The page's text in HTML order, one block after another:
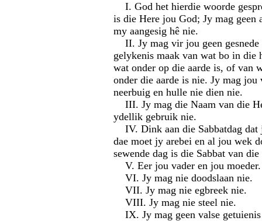
I. God het hierdie woorde
is die Here jou God; Jy mag geen
my aangesig hê nie.
II. Jy mag vir jou geen gesnede
gelykenis maak van wat bo in die
wat onder op die aarde is, of van
onder die aarde is nie. Jy mag
neerbuig en hulle nie dien nie.
III. Jy mag die Naam van die
ydellik gebruik nie.
IV. Dink aan die Sabbatdag dat
dae moet jy arebei en al jou wek
sewende dag is die Sabbat van
V. Eer jou vader en jou moeder.
VI. Jy mag nie doodslaan nie.
VII. Jy mag nie egbreek nie.
VIII. Jy mag nie steel nie.
IX. Jy mag geen valse getuienis